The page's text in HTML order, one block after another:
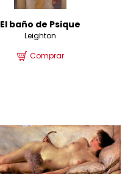
El baño de Psique
Leighton
Comprar